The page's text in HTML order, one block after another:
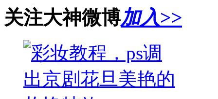
关注大神微博加入>>